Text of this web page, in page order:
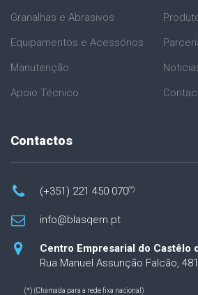
Granalhas e Abrasivos
Equipamentos e Acessórios
Manutenção
Apoio Técnico
Contactos
(+351) 221 450 070(*)
info@blasqem.pt
Centro Empresarial do Castêlo
Rua Manuel Assunção Falcão, 481
(*) (Chamada para a rede fixa nacional)